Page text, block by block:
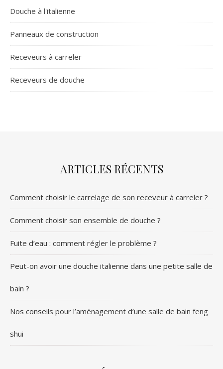
Douche à l'italienne
Panneaux de construction
Receveurs à carreler
Receveurs de douche
ARTICLES RÉCENTS
Comment choisir le carrelage de son receveur à carreler ?
Comment choisir son ensemble de douche ?
Fuite d’eau : comment régler le problème ?
Peut-on avoir une douche italienne dans une petite salle de
bain ?
Nos conseils pour l’aménagement d’une salle de bain feng
shui